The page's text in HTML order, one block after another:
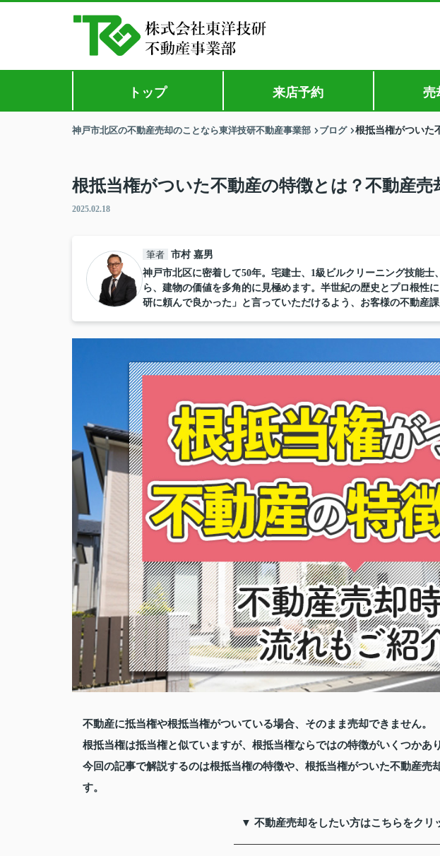
トップ 来店予約 売
神戸市北区の不動産売却のことなら東洋技研不動産事業部 ブログ 根抵当権がついた
根抵当権がついた不動産の特徴とは？不動産
2025.02.18
筆者 市村 嘉男
神戸市北区に密着して50年。宅建士、1級ビルクリーニング技能
ら、建物の価値を多角的に見極めます。半世紀の歴史とプロ根性
研に頼んで良かった」と言っていただけるよう、お客様の不動産
不動産に抵当権や根抵当権がついている場合、そのまま売却できません。
根抵当権は抵当権と似ていますが、根抵当権ならではの特徴がいくつかあり
今回の記事で解説するのは根抵当権の特徴や、根抵当権がついた不動産売
す。
▼ 不動産売却をしたい方はこちらをクリ